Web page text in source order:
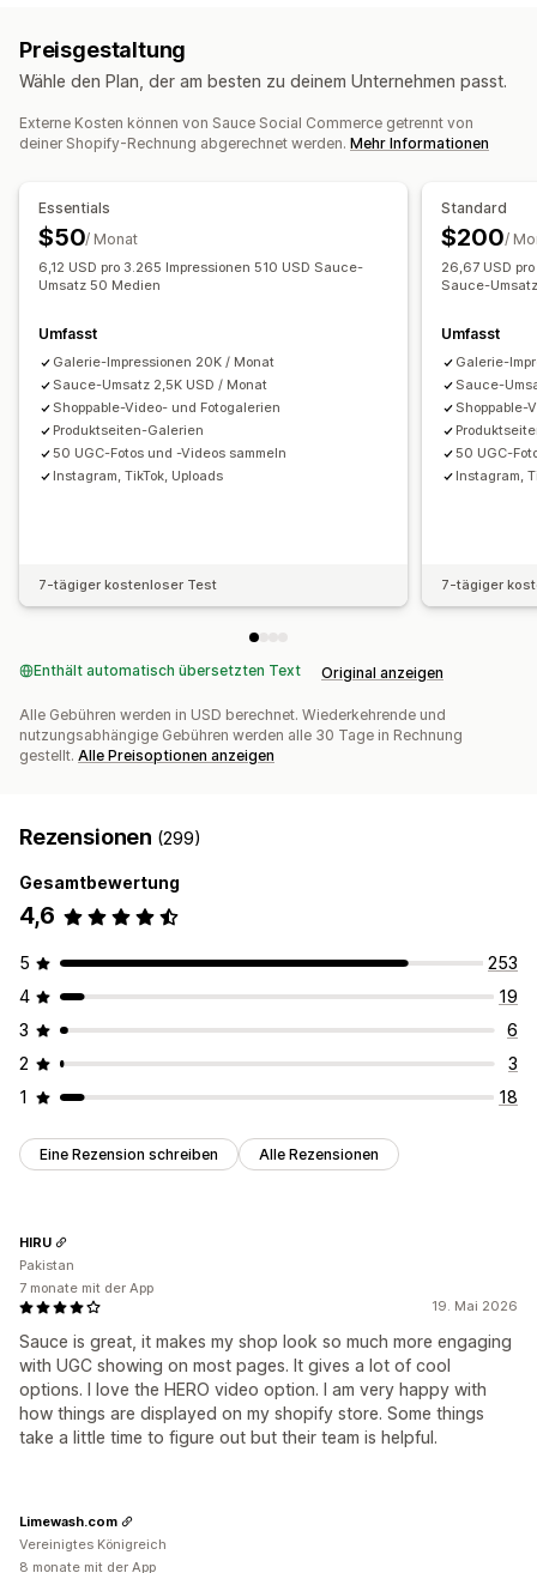
Produktaufrufe Letzte Besucher:innen
Anzahl der Verkäufe
Letzte Käufe
Shoppable Feeds
Benutzerdefinierte Layouts
Analysen
Engagement-Tracking
Interaktives Video
Mehrere Kanäle
Analysen
Anpassung
Video-Widget
Eingebettete Videos
Responsivität für Mobilgeräte
Preisgestaltung
Wähle den Plan, der am besten zu deinem Unternehmen passt.
Externe Kosten können von Sauce Social Commerce getrennt von
deiner Shopify-Rechnung abgerechnet werden. Mehr Informationen
Essentials
$50/ Monat
6,12 USD pro 3.265 Impressionen 510 USD Sauce-
Umsatz 50 Medien
Umfasst
Galerie-Impressionen 20K / Monat
Sauce-Umsatz 2,5K USD / Monat
Shoppable-Video- und Fotogalerien
Produktseiten-Galerien
50 UGC-Fotos und -Videos sammeln
Instagram, TikTok, Uploads
7-tägiger kostenloser Test
Standard
$200/
26,67 USD
Sauce-
Umfasst
Galerie-
Sauce-
Shoppable-
50 UGC-
Instagram,
7-tägiger
Enthält automatisch übersetzten Text Original anzeigen
Alle Gebühren werden in USD berechnet. Wiederkehrende und
nutzungsabhängige Gebühren werden alle 30 Tage in Rechnung
gestellt. Alle Preisoptionen anzeigen
Rezensionen (299)
Gesamtbewertung
4,6
5
253
4
19
3
6
2
3
1
18
Eine Rezension schreiben Alle Rezensionen
19. Mai 2026
Sauce is great, it makes my shop look so much more engaging
with UGC showing on most pages. It gives a lot of cool
options. I love the HERO video option. I am very happy with
how things are displayed on my shopify store. Some things
take a little time to figure out but their team is helpful.
HIRU
Pakistan
7 monate mit der App
Limewash.com
Vereinigtes Königreich
8 monate mit der App